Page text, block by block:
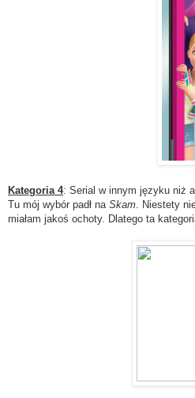
Kategoria 4: Serial w innym języku niż
Tu mój wybór padł na Skam. Niestety
miałam jakoś ochoty. Dlatego ta